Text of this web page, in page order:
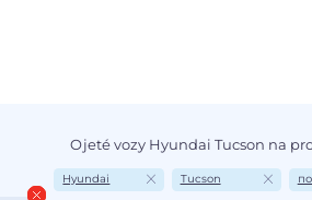
Ojeté vozy Hyundai Tucson na
Hyundai Tucson